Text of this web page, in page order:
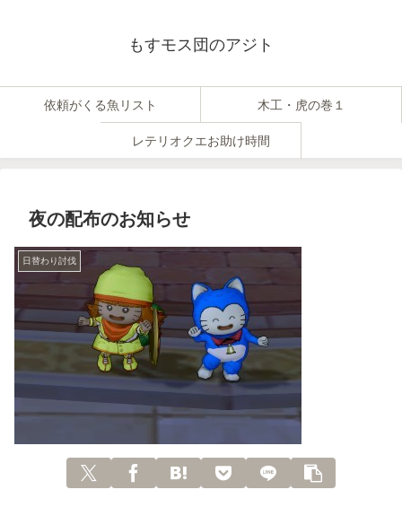
もすモス団のアジト
依頼がくる魚リスト 木工・虎の巻１
レテリオクエお助け時間
夜の配布のお知らせ
日替わり討伐